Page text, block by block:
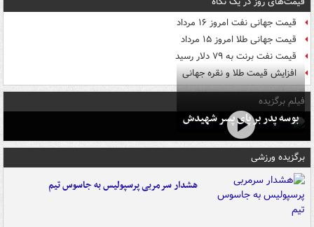
قیمت جهانی نفت امروز ۱۶ مرداد
قیمت جهانی طلا امروز ۱۵ مرداد
قیمت نفت برنت به ۷۹ دلار رسید
افزایش قیمت طلا و نقره جهانی
فیلم برگزیده
بوسه‌ پدر بر پای پسر شهیدش
برگزیده ورزشی
هشدار سرمربی پرسپولیس به جاسوس تیم